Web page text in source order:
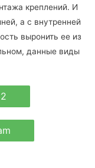
креплений. И
а с внутренней
выронить ее из
данные виды